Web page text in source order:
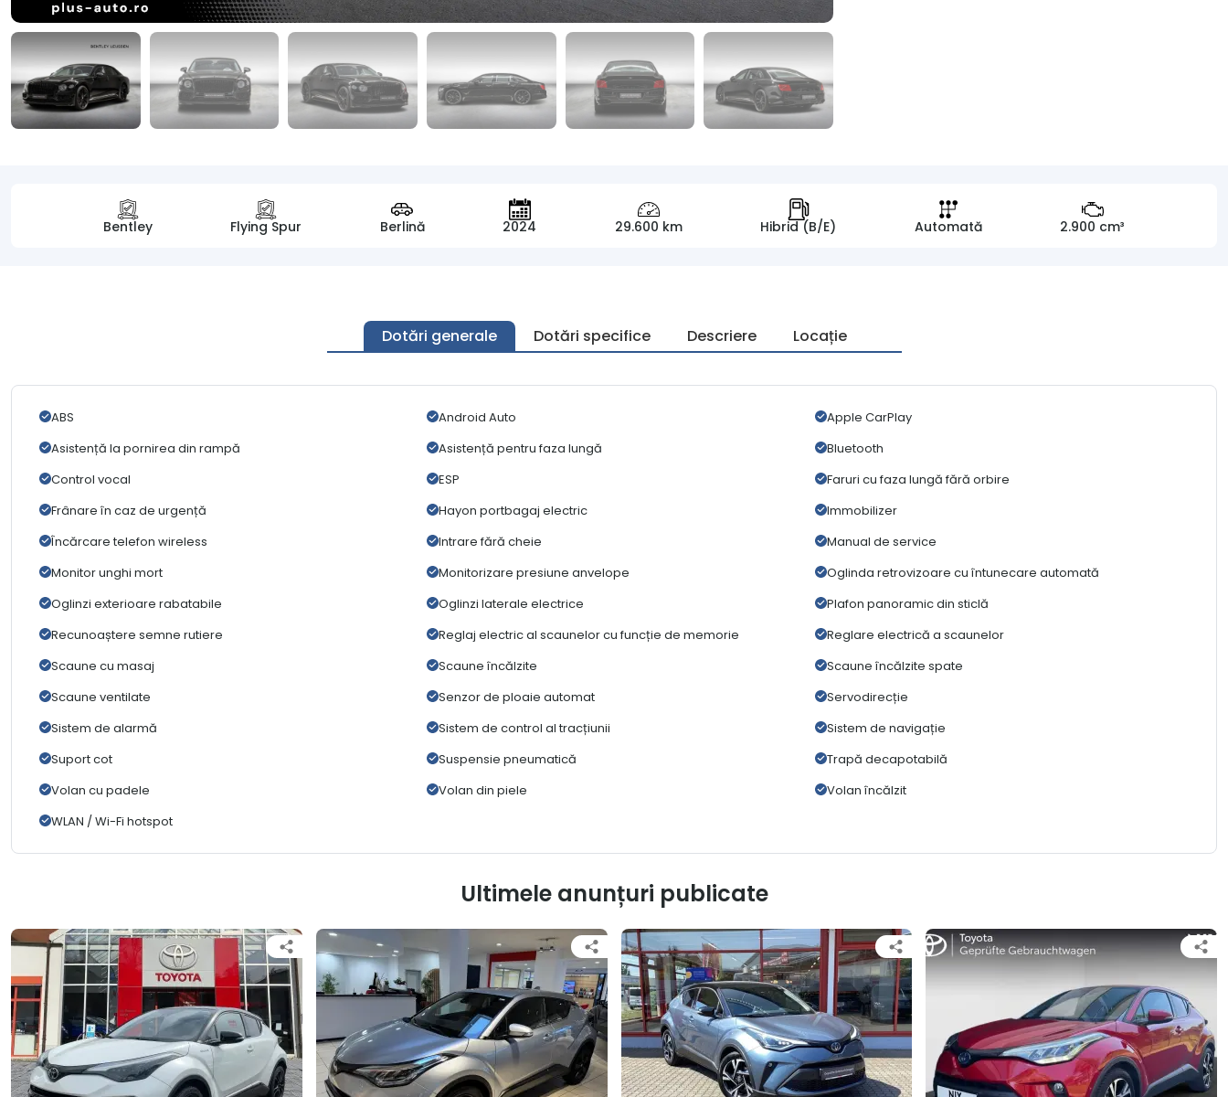
Bentley Flying Spur Berlină 2024 29.600 km Hibrid (B/E) Automată 2.900 cm³
Dotări generale Dotări specifice Descriere Locație
ABS Android Auto
Apple CarPlay
Asistență la pornirea din rampă
Asistență pentru faza lungă
Bluetooth
Control vocal
ESP
Faruri cu faza lungă fără orbire
Frânare în caz de urgență
Hayon portbagaj electric
Immobilizer
Încărcare telefon wireless
Intrare fără cheie
Manual de service
Monitor unghi mort
Monitorizare presiune anvelope
Oglinda retrovizoare cu întunecare automată
Oglinzi exterioare rabatabile
Oglinzi laterale electrice
Plafon panoramic din sticlă
Recunoaștere semne rutiere
Reglaj electric al scaunelor cu funcție de memorie
Reglare electrică a scaunelor
Scaune cu masaj
Scaune încălzite
Scaune încălzite spate
Scaune ventilate
Senzor de ploaie automat
Servodirecție
Sistem de alarmă
Sistem de control al tracțiunii
Sistem de navigație
Suport cot
Suspensie pneumatică
Trapă decapotabilă
Volan cu padele
Volan din piele
Volan încălzit
WLAN / Wi-Fi hotspot
Ultimele anunțuri publicate